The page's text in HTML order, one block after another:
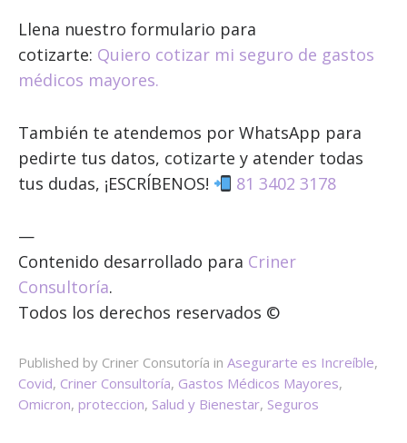
Llena nuestro formulario para
cotizarte: Quiero cotizar mi seguro de gastos
médicos mayores.
También te atendemos por WhatsApp para
pedirte tus datos, cotizarte y atender todas
tus dudas, ¡ESCRÍBENOS!
81 3402 3178
—
Contenido desarrollado para Criner
Consultoría.
Todos los derechos reservados ©
Published by Criner Consutoría in Asegurarte es Increíble,
Covid, Criner Consultoría, Gastos Médicos Mayores,
Omicron, proteccion, Salud y Bienestar, Seguros